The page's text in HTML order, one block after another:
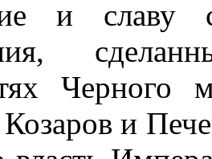
и славу
Черного
и